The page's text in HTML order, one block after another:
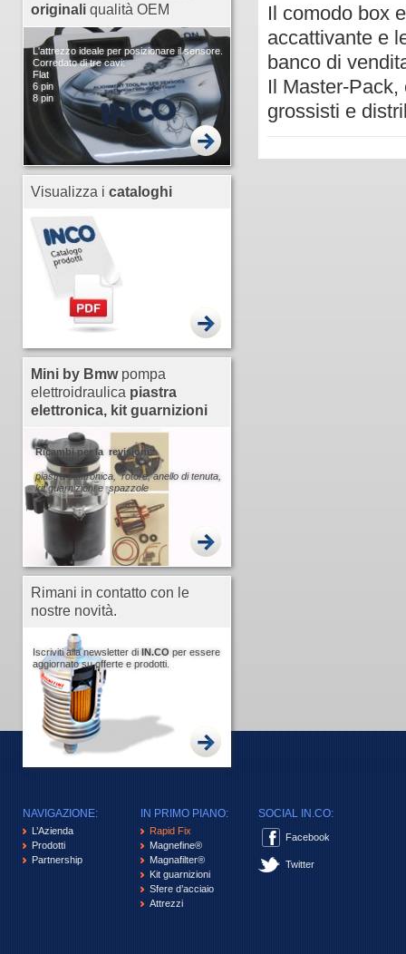
originali qualità OEM
L'attrezzo ideale per posizionare il sensore.
Corredato di tre cavi:
Flat
6 pin
8 pin
Visualizza i cataloghi
Mini by Bmwpompa
elettroidraulica piastra
elettronica, kit guarnizioni
Ricambi per la revisione
piastra elettronica, rotore, anello di tenuta,
kit guarnizioni e spazzole
Rimani in contatto con le
nostre novità.
Iscriviti alla newsletter di IN.CO per essere
aggiornato su offerte e prodotti.
Il comodo box
accattivante e
banco di
Il Master-
grossisti e
NAVIGAZIONE:
L’Azienda
Prodotti
Partnership
IN PRIMO PIANO:
Rapid Fix
Magnefine®
Magnafilter®
Kit guarnizioni
Sfere d’acciaio
Attrezzi
SOCIAL IN.CO:
Facebook
Twitter